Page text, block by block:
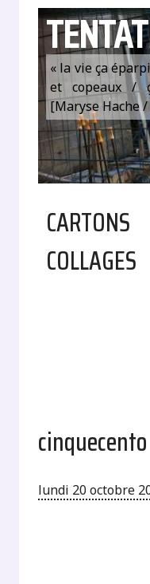
« la vie ça
et copeaux /
[Maryse Hache
COLLAGES
cinquecento
lundi 20 octobre